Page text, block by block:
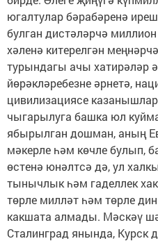
югалтулар бәрабәренә
булган дистәләрчә
хәленә китерелгән
турындагы ачы хатирәләр
йөрәкләребезне әрнетә,
цивилизациясе
чыгарылуга башка юл
ябырылган дошман, аның
мәкерле һәм көчле булып,
өстенә юнәлтсә дә, ул
тынычлык һәм гаделлек
төрле милләт һәм төрле
какшата алмады. Мәскәү
Сталинград янында, Курск